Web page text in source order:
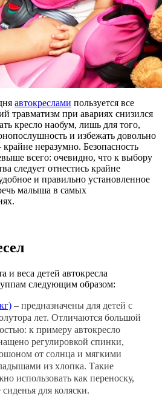
автокреслами пользуется все
травматизм при авариях снизился
кресло наобум, лишь для того,
и избежать довольно
неразумно. Безопасность
всего: очевидно, что к выбору
следует отнестись крайне
и правильно установленное
малыша в самых
и веса детей автокресла
следующим образом:
– предназначены для детей с
лет. Отличаются большой
к примеру автокресло
регулировкой спинки,
от солнца и мягкими
из хлопка. Такие
использовать как переноску,
для коляски.